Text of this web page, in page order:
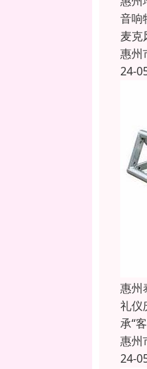
音响
麦克
惠州
24-
惠州
礼仪
承“
惠州
24-